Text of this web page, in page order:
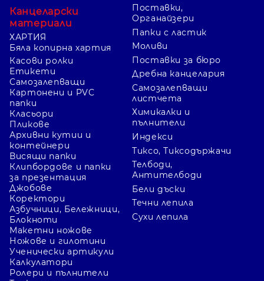
Канцеларски
материали
ХАРТИЯ
Бяла копирна хартия
Касови ролки
Етикети
Самозалепващи
Картонени и PVC
папки
Класьори
Пликове
Архивни кутии и
контейнери
Висящи папки
Клипбордове и папки
за презентация
Джобове
Коректори
Азбучници, Бележници,
Блокноти
Поставки,
Органайзери
Папки с ластик
Моливи
Поставки за бюро
Дребна канцелария
Самозалепващи
листчета
Химикалки и
пълнители
Индекси
Тиксо, Тиксодържачи
Телбоди,
Антителбоди
Бели дъски
Течни лепила
Сухи лепила
Макетни ножове
Ножове и гилотини
Ученически артикули
Калкулатори
Ролери и пълнители